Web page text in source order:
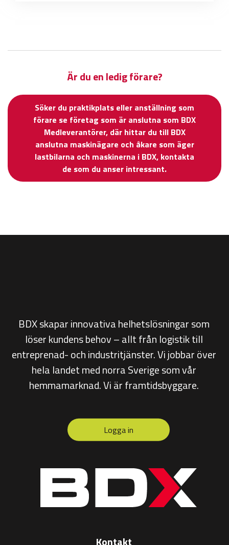
Är du en ledig förare?
Söker du praktikplats eller anställning som
förare se företag som är anslutna som BDX
Medleverantörer, där hittar du till BDX
anslutna maskinägare och åkare som äger
lastbilarna och maskinerna i BDX, kontakta
de som du anser intressant.
BDX skapar innovativa helhetslösningar som
löser kundens behov – allt från logistik till
entreprenad- och industritjänster. Vi jobbar över
hela landet med norra Sverige som vår
hemmamarknad. Vi är framtidsbyggare.
Logga in
Kontakt